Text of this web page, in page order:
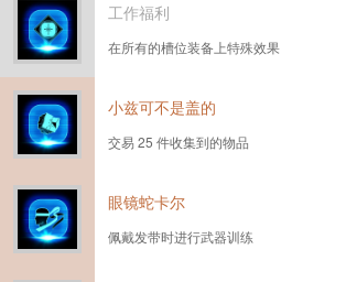
工作福利
在所有的槽位装备上特殊效果
小兹可不是盖的
交易 25 件收集到的物品
眼镜蛇卡尔
佩戴发带时进行武器训练